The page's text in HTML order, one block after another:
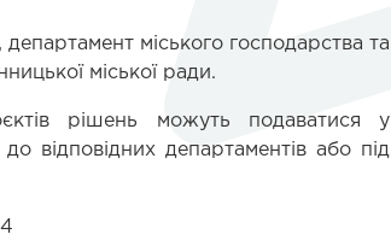
міського господарства та
міської ради.
рішень можуть подаватися у
відповідних департаментів або під